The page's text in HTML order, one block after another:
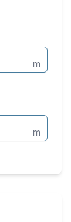
m
m